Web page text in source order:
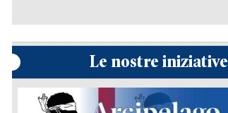
Le nostre iniziative